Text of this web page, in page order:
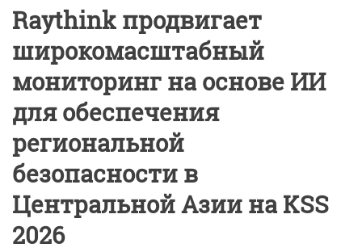
Raythink продвигает
широкомасштабный
мониторинг на основе ИИ
для обеспечения
региональной
безопасности в
Центральной Азии на KSS
2026